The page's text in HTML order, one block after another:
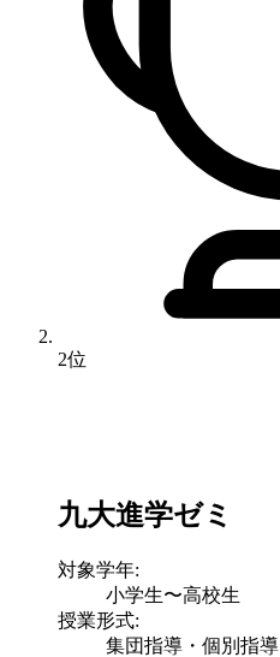
2位
九大進学ゼミ
対象学年:
小学生〜高校生
授業形式:
集団指導・個別指導